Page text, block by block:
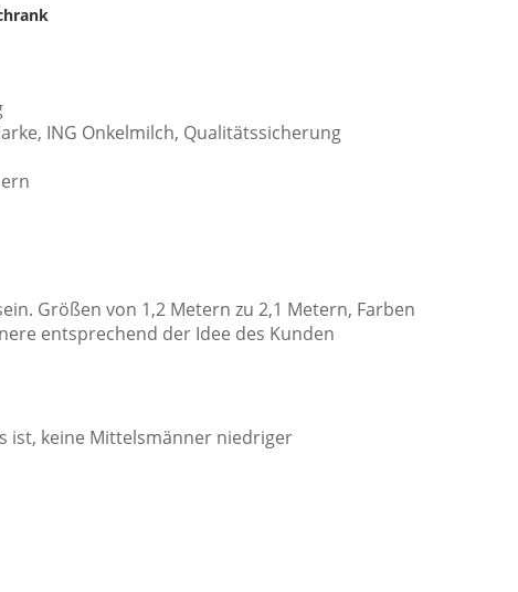
ING Onkelmilch, Qualitätssicherung
Größen von 1,2 Metern zu 2,1 Metern, Farben
entsprechend der Idee des Kunden
ist, keine Mittelsmänner niedriger